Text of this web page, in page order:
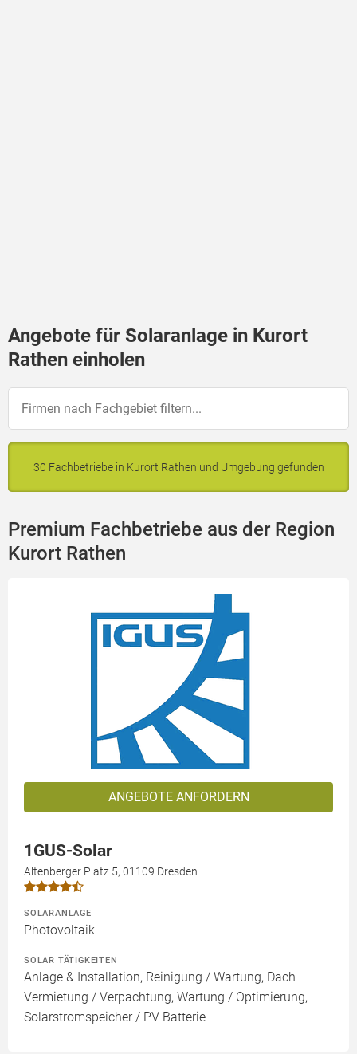
Angebote für Solaranlage in Kurort
Rathen einholen
30 Fachbetriebe in Kurort Rathen und Umgebung gefunden
Premium Fachbetriebe aus der Region
Kurort Rathen
ANGEBOTE ANFORDERN
1GUS-Solar
Altenberger Platz 5, 01109 Dresden
SOLARANLAGE
Photovoltaik
SOLAR TÄTIGKEITEN
Anlage & Installation, Reinigung / Wartung, Dach
Vermietung / Verpachtung, Wartung / Optimierung,
Solarstromspeicher / PV Batterie